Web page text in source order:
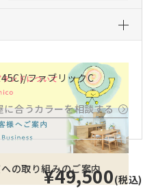
の取り組みのご案内
ファブリックC
に合うカラーを相談する
¥49,500(税込)